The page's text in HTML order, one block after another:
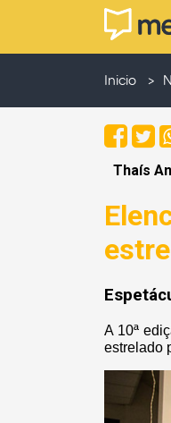
Inicio
Thaís
A 10ª
estrelado